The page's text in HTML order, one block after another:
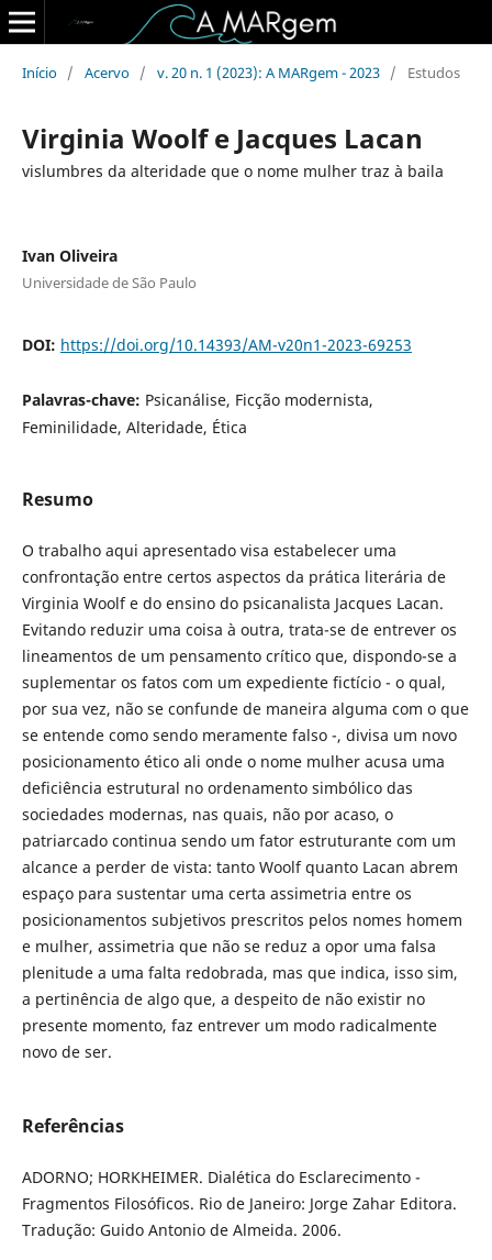
Início / Acervo / v. 20 n. 1 (2023): A MARgem - 2023 / Estudos
Virginia Woolf e Jacques Lacan
vislumbres da alteridade que o nome mulher traz à baila
Ivan Oliveira
Universidade de São Paulo
DOI: https://doi.org/10.14393/AM-v20n1-2023-69253
Palavras-chave: Psicanálise, Ficção modernista,
Feminilidade, Alteridade, Ética
Resumo
O trabalho aqui apresentado visa estabelecer uma
confrontação entre certos aspectos da prática literária de
Virginia Woolf e do ensino do psicanalista Jacques Lacan.
Evitando reduzir uma coisa à outra, trata-se de entrever os
lineamentos de um pensamento crítico que, dispondo-se a
suplementar os fatos com um expediente fictício - o qual,
por sua vez, não se confunde de maneira alguma com o que
se entende como sendo meramente falso -, divisa um novo
posicionamento ético ali onde o nome mulher acusa uma
deficiência estrutural no ordenamento simbólico das
sociedades modernas, nas quais, não por acaso, o
patriarcado continua sendo um fator estruturante com um
alcance a perder de vista: tanto Woolf quanto Lacan abrem
espaço para sustentar uma certa assimetria entre os
posicionamentos subjetivos prescritos pelos nomes homem
e mulher, assimetria que não se reduz a opor uma falsa
plenitude a uma falta redobrada, mas que indica, isso sim,
a pertinência de algo que, a despeito de não existir no
presente momento, faz entrever um modo radicalmente
novo de ser.
Referências
ADORNO; HORKHEIMER. Dialética do Esclarecimento -
Fragmentos Filosóficos. Rio de Janeiro: Jorge Zahar Editora.
Tradução: Guido Antonio de Almeida. 2006.